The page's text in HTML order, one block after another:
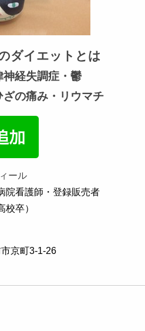
ダイエットとは
経失調症・鬱
の痛み・リウマチ
ール
院看護師・登録販売者
校卒）
京町3-1-26